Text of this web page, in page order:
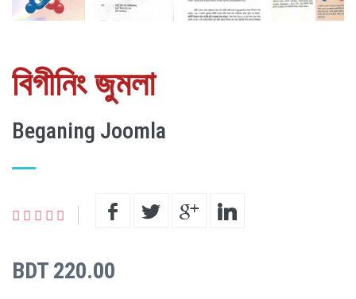
বিগীনিং জুমলা
Beganing Joomla
BDT 220.00